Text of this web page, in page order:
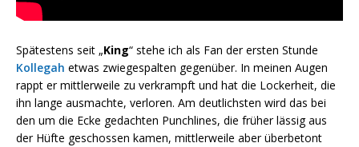
Spätestens seit „King“ stehe ich als Fan der ersten Stunde
Kollegah etwas zwiegespalten gegenüber. In meinen Augen
rappt er mittlerweile zu verkrampft und hat die Lockerheit, die
ihn lange ausmachte, verloren. Am deutlichsten wird das bei
den um die Ecke gedachten Punchlines, die früher lässig aus
der Hüfte geschossen kamen, mittlerweile aber überbetont